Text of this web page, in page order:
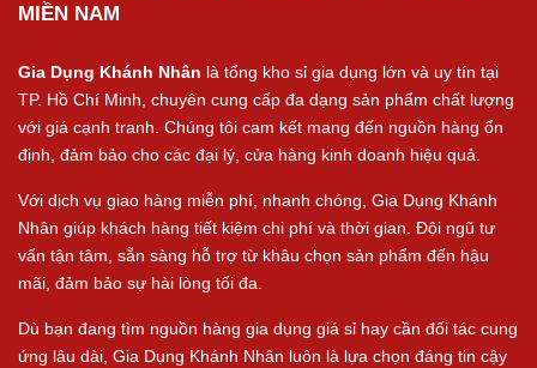
MIỀN NAM
Gia Dụng Khánh Nhân là tổng kho sỉ gia dụng lớn và uy tín tại
TP. Hồ Chí Minh, chuyên cung cấp đa dạng sản phẩm chất lượng
với giá cạnh tranh. Chúng tôi cam kết mang đến nguồn hàng ổn
định, đảm bảo cho các đại lý, cửa hàng kinh doanh hiệu quả.
Với dịch vụ giao hàng miễn phí, nhanh chóng, Gia Dụng Khánh
Nhân giúp khách hàng tiết kiệm chi phí và thời gian. Đội ngũ tư
vấn tận tâm, sẵn sàng hỗ trợ từ khâu chọn sản phẩm đến hậu
mãi, đảm bảo sự hài lòng tối đa.
Dù bạn đang tìm nguồn hàng gia dụng giá sỉ hay cần đối tác cung
ứng lâu dài, Gia Dụng Khánh Nhân luôn là lựa chọn đáng tin cậy